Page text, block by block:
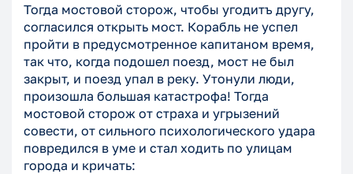
Тогда мостовой сторож, чтобы угодитъ другу,
согласился открыть мост. Корабль не успел
пройти в предусмотренное капитаном время,
так что, когда подошел поезд, мост не был
закрыт, и поезд упал в реку. Утонули люди,
произошла большая катастрофа! Тогда
мостовой сторож от страха и угрызений
совести, от сильного психологического удара
повредился в уме и стал ходить по улицам
города и кричать: